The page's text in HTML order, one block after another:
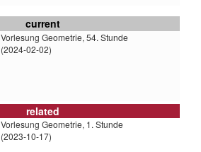
current
Vorlesung Geometrie, 54. Stunde
(2024-02-02)
related
Vorlesung Geometrie, 1. Stunde
(2023-10-17)